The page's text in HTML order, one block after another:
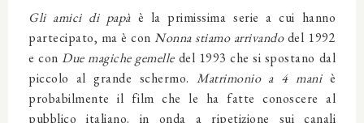
Gli amici di papàè la primissima serie a cui hanno
partecipato, ma è con Nonna stiamo arrivandodel 1992
e conDue magiche gemelledel 1993 che si spostano dal
piccolo al grande schermo. Matrimonio a 4 mani è
probabilmente il film che le ha fatte conoscere al
pubblico italiano. in onda a ripetizione sui canali